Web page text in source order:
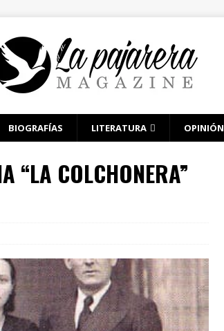
BIOGRAFÍAS LITERATURA OPINIÓN
“LA COLCHONERA”